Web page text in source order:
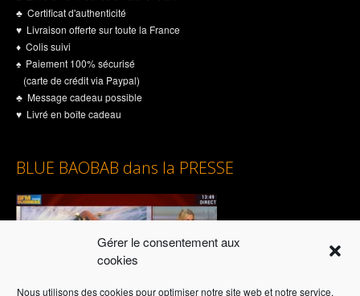
Gérer le consentement aux
cookies
Nous utilisons des cookies pour optimiser notre site web et notre service.
♣ Certificat d'authenticité
♥ Livraison offerte sur toute la France
♦ Colis suivi
♠ Paiement 100% sécurisé
(carte de crédit via Paypal)
♣ Message cadeau possible
♥ Livré en boîte cadeau
BLUE BAOBAB dans la PRESSE